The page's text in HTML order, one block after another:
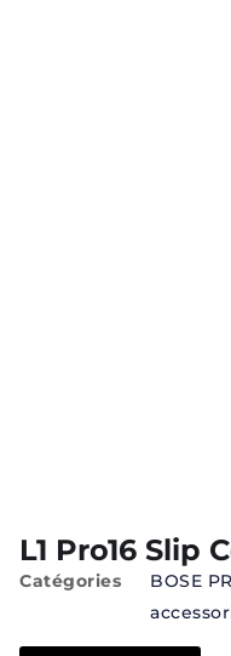
L1 Pro16 Slip
Catégories BOSE